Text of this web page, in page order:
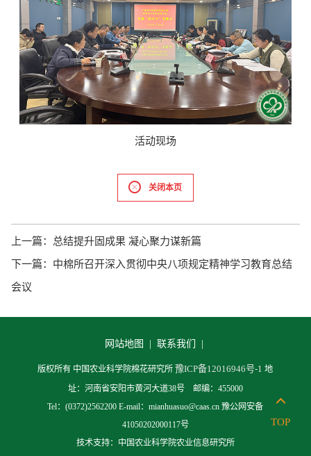
活动现场
关闭本页
上一篇： 总结提升固成果 凝心聚力谋新篇
下一篇： 中棉所召开深入贯彻中央八项规定精神学习教育总结
会议
网站地图 | 联系我们 |
版权所有 中国农业科学院棉花研究所豫ICP备12016946号-1 地
址：河南省安阳市黄河大道38号 邮编：455000
Tel：(0372)2562200 E-mail：mianhuasuo@caas.cn 豫公网安备
41050202000117号
技术支持：中国农业科学院农业信息研究所
TOP